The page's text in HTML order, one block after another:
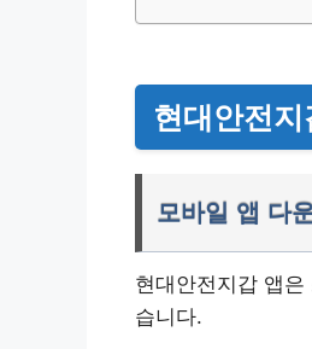
현대안전
모바일 앱 다
현대안전지갑 앱
습니다.